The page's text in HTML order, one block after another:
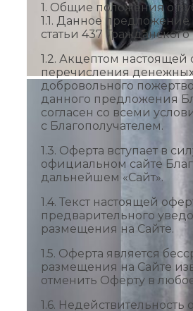
1. Общие положения о
1.1. Данное предложение
статьи 437
1.2. Акцептом
перечисления денежных
добровольного
данного предложения
согласен со всеми
с Благополучателем.
1.3. Оферта вступает в
официальном сайте
дальнейшем «Сайт».
1.4. Текст настоящей
предварительного
размещения на Сайте.
1.5. Оферта является
размещения на Сайте
отменить Оферту в
1.6.